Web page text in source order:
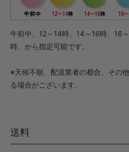
午前中、12～14時、14～16時、16
時、から指定可能です。
※天候不順、配送業者の都合、その
る場合がございます。
送料